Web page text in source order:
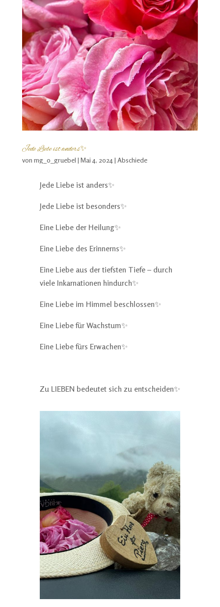
Jede Liebe ist anders✨
von mg_o_gruebel | Mai 4, 2024 | Abschiede
Jede Liebe ist anders✨
Jede Liebe ist besonders✨
Eine Liebe der Heilung✨
Eine Liebe des Erinnerns✨
Eine Liebe aus der tiefsten Tiefe – durch
viele Inkarnationen hindurch✨
Eine Liebe im Himmel beschlossen✨
Eine Liebe für Wachstum✨
Eine Liebe fürs Erwachen✨
Zu LIEBEN bedeutet sich zu entscheiden✨